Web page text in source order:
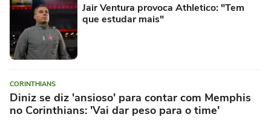
Jair Ventura provoca Athletico: "Tem
que estudar mais"
CORINTHIANS
Diniz se diz 'ansioso' para contar com Memphis
no Corinthians: 'Vai dar peso para o time'